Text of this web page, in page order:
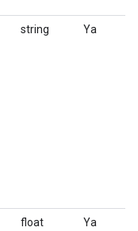
string Ya
float Ya